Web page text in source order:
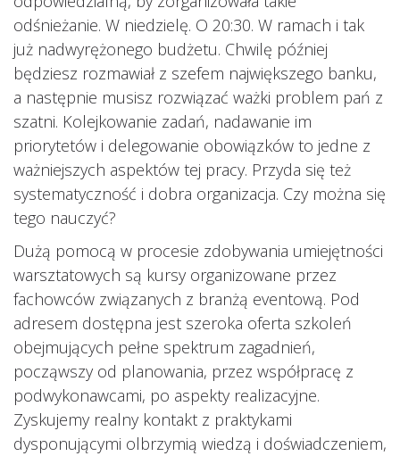
odśnieżanie. W niedzielę. O 20:30. W ramach i tak
już nadwyrężonego budżetu. Chwilę później
będziesz rozmawiał z szefem największego banku,
a następnie musisz rozwiązać ważki problem pań z
szatni. Kolejkowanie zadań, nadawanie im
priorytetów i delegowanie obowiązków to jedne z
ważniejszych aspektów tej pracy. Przyda się też
systematyczność i dobra organizacja. Czy można się
tego nauczyć?
Dużą pomocą w procesie zdobywania umiejętności
warsztatowych są kursy organizowane przez
fachowców związanych z branżą eventową. Pod
adresem dostępna jest szeroka oferta szkoleń
obejmujących pełne spektrum zagadnień,
począwszy od planowania, przez współpracę z
podwykonawcami, po aspekty realizacyjne.
Zyskujemy realny kontakt z praktykami
dysponującymi olbrzymią wiedzą i doświadczeniem,